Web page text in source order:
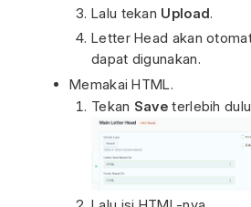
Lalu tekan Upload.
Letter Head akan
dapat digunakan.
Memakai HTML.
Tekan Save terlebih